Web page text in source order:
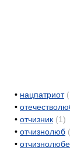
• нацпатриот
•
• отчизник (1)
• отчизнолюб
•